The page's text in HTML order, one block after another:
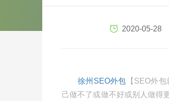
2020-05-28
徐州SEO外包 【SEO外
己做不了或做不好或别人做得